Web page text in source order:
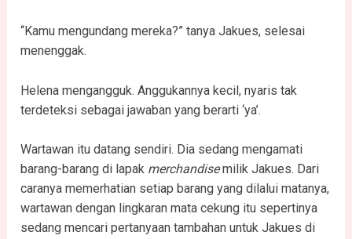
“Kamu mengundang mereka?” tanya Jakues, selesai
menenggak.
Helena mengangguk. Anggukannya kecil, nyaris tak
terdeteksi sebagai jawaban yang berarti ‘ya’.
Wartawan itu datang sendiri. Dia sedang mengamati
barang-barang di lapak merchandisemilik Jakues. Dari
caranya memerhatian setiap barang yang dilalui matanya,
wartawan dengan lingkaran mata cekung itu sepertinya
sedang mencari pertanyaan tambahan untuk Jakues di